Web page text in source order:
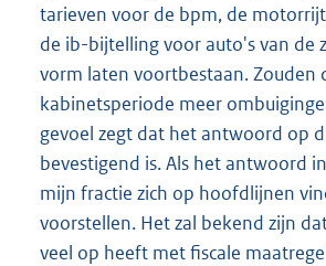
tarieven voor de bpm, de
de ib-bijtelling voor auto's van de
vorm laten voortbestaan. Zouden
kabinetsperiode meer
gevoel zegt dat het antwoord op
bevestigend is. Als het antwoord
mijn fractie zich op hoofdlijnen
voorstellen. Het zal bekend zijn
veel op heeft met fiscale